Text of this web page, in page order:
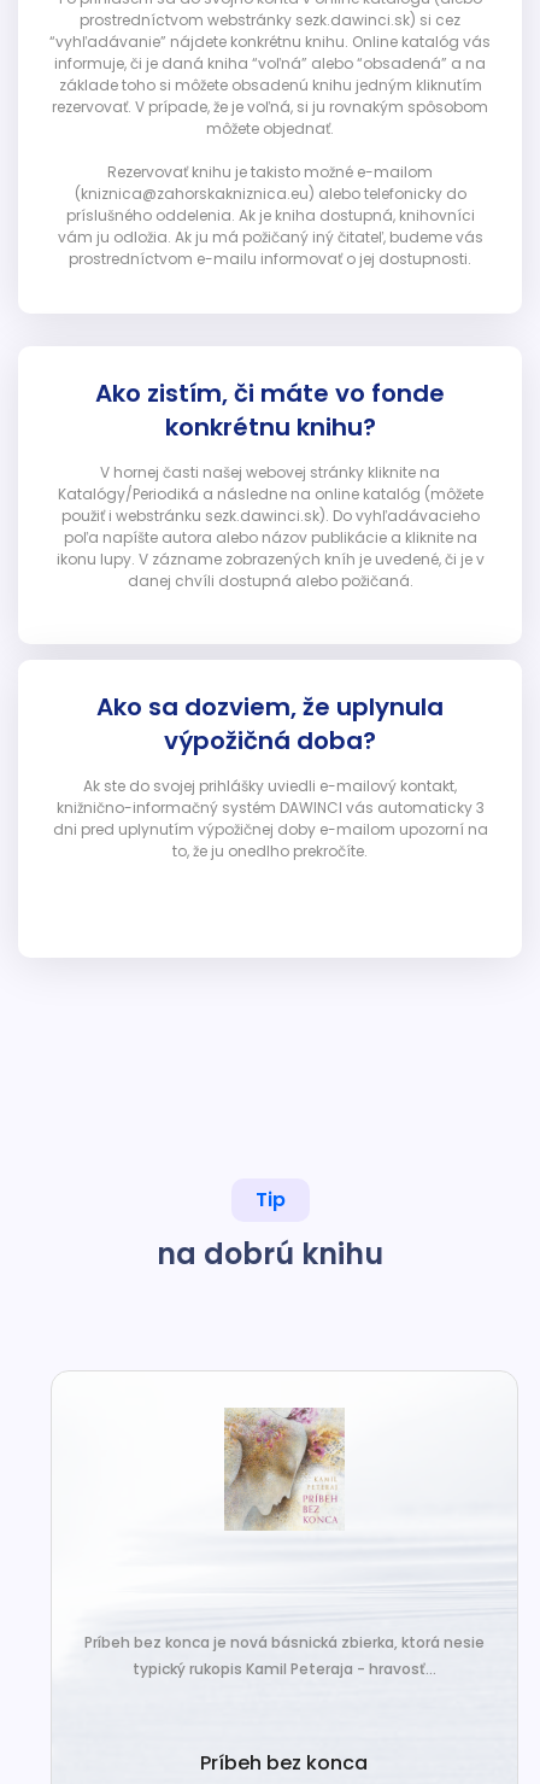
prostredníctvom webstránky sezk.dawinci.sk) si cez
“vyhľadávanie” nájdete konkrétnu knihu. Online katalóg vás
informuje, či je daná kniha “voľná” alebo “obsadená” a na
základe toho si môžete obsadenú knihu jedným kliknutím
rezervovať. V prípade, že je voľná, si ju rovnakým spôsobom
môžete objednať.
Rezervovať knihu je takisto možné e-mailom
(kniznica@zahorskakniznica.eu) alebo telefonicky do
príslušného oddelenia. Ak je kniha dostupná, knihovníci
vám ju odložia. Ak ju má požičaný iný čitateľ, budeme vás
prostredníctvom e-mailu informovať o jej dostupnosti.
Ako zistím, či máte vo fonde
konkrétnu knihu?
V hornej časti našej webovej stránky kliknite na
Katalógy/Periodiká a následne na online katalóg (môžete
použiť i webstránku sezk.dawinci.sk). Do vyhľadávacieho
poľa napíšte autora alebo názov publikácie a kliknite na
ikonu lupy. V zázname zobrazených kníh je uvedené, či je v
danej chvíli dostupná alebo požičaná.
Ako sa dozviem, že uplynula
výpožičná doba?
Ak ste do svojej prihlášky uviedli e-mailový kontakt,
knižnično-informačný systém DAWINCI vás automaticky 3
dni pred uplynutím výpožičnej doby e-mailom upozorní na
to, že ju onedlho prekročíte.
Tip
na dobrú knihu
Príbeh bez konca je nová básnická zbierka, ktorá nesie
typický rukopis Kamil Peteraja - hravosť...
Príbeh bez konca